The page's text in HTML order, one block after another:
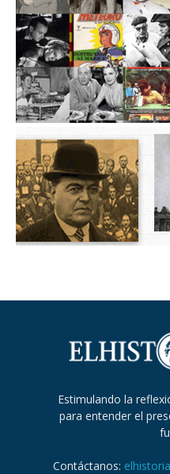
Estimulando la
para entender el
Contáctanos: